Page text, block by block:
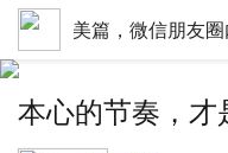
美篇，微信朋友
本心的节奏，才